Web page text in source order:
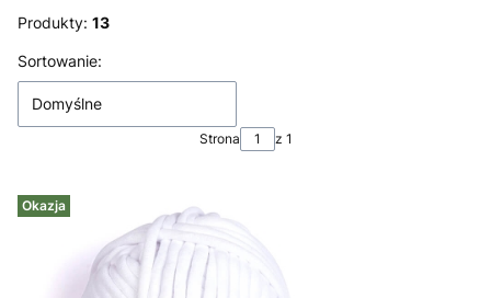
Produkty: 13
Lista produktów
Sortowanie:
Domyślne
Strona z 1
Okazja